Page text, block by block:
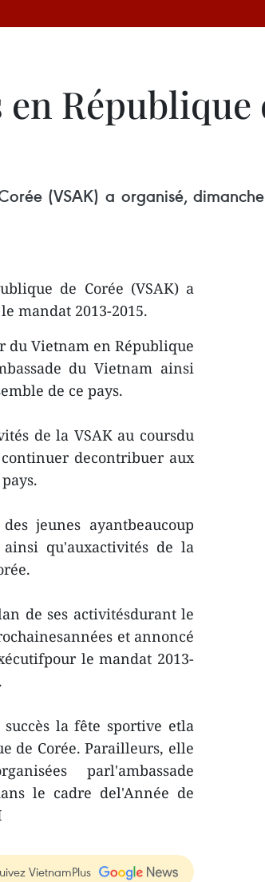
République
(VSAK) a organisé,
de Corée (VSAK) a
mandat 2013-2015.
du Vietnam en République
du Vietnam ainsi
de ce pays.
de la VSAK au coursdu
decontribuer aux
jeunes ayantbeaucoup
qu'auxactivités de la
de ses activitésdurant le
et annoncé
le mandat 2013-
la fête sportive etla
de Corée. Parailleurs, elle
parl'ambassade
le cadre del'Année de
VietnamPlus